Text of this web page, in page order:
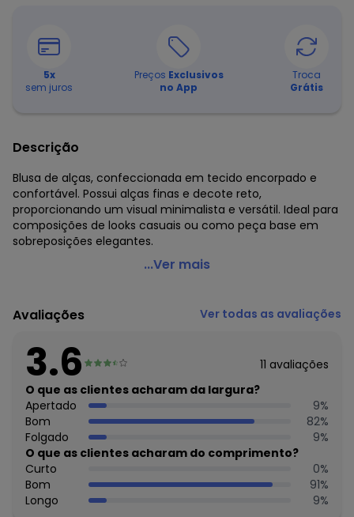
5x
sem juros
Preços Exclusivos
no App
Troca
Grátis
Descrição
Blusa de alças, confeccionada em tecido encorpado e
confortável. Possui alças finas e decote reto,
proporcionando um visual minimalista e versátil. Ideal para
composições de looks casuais ou como peça base em
sobreposições elegantes.
Quintess - Blusa Preto em Malha Crepe
Modelagem: Justa
Decote frente: Reto
Comprimento: Básico
Material: Malha Crepe de Viscose
Estação: Ano Inteiro
Situação de Uso: Casual
Composição Material: 95% Poliéster, 5% Elastano
Histórico de preços
O preço apresentado abaixo é o menor oferecido em
algum dia do mês, para o menor tamanho disponível.
agosto/2026
N/D*
...Ver mais
Avaliações Ver todas as avaliações
3.6 11 avaliações
O que as clientes acharam da largura?
Apertado
9%
Bom
82%
Folgado
9%
O que as clientes acharam do comprimento?
Curto
0%
Bom
91%
Longo
9%